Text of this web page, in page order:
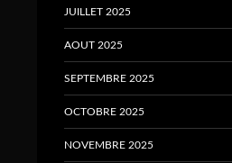
JUILLET 2025
AOUT 2025
SEPTEMBRE 2025
OCTOBRE 2025
NOVEMBRE 2025